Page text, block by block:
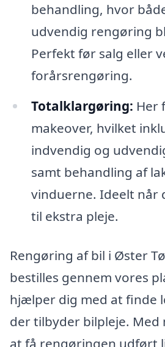
behandling, hvor
udvendig rengøring
Perfekt før salg eller
forårsrengøring.
Totalklargøring: Her
makeover, hvilket
indvendig og
samt behandling af
vinduerne. Ideelt
til ekstra pleje.
Rengøring af bil i Øster
bestilles gennem vores
hjælper dig med at finde
der tilbyder bilpleje.
at få rengøringen udført